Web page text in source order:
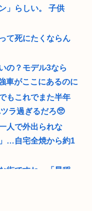
」らしい。 子供
て死にたくならん
の？モデル3なら
車がここにあるのに
もこれでまた半年
ラ過ぎるだろ🥺
人で外出られな
…自宅全焼から約1
街ですね」「早稲
、30超えて結婚し